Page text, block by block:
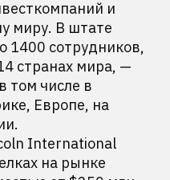
и
миру. В штате
1400 сотрудников,
странах мира, —
том числе в
Европе, на
International
на рынке